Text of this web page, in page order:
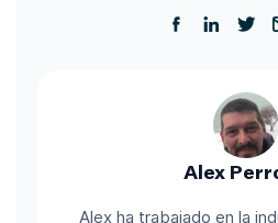
Alex
Alex ha trabajado en la